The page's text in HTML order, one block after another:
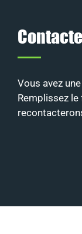
Vous avez
Remplissez